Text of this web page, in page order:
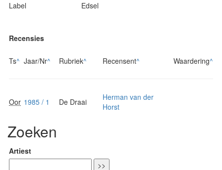
Label
Edsel
Recensies
Ts^ Jaar/Nr^ Rubriek^ Recensent^ Waardering^
Oor 1985 / 1 De Draai
Herman van der
Horst
Zoeken
Artiest